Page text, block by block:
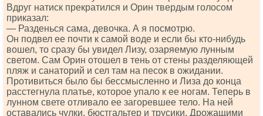
Вдруг натиск прекратился и Орин твердым голосом
приказал:
— Разденься сама, девочка. А я посмотрю.
Он подвел ее почти к самой воде и если бы кто-нибудь
вошел, то сразу бы увидел Лизу, озаряемую лунным
светом. Сам Орин отошел в тень от стены разделяющей
пляж и санаторий и сел там на песок в ожидании.
Противиться было бы бессмысленно и Лиза до конца
расстегнула платье, которое упало к ее ногам. Теперь в
лунном свете отливало ее загоревшее тело. На ней
оставались чулки, бюстгальтер и трусики. Дрожащими